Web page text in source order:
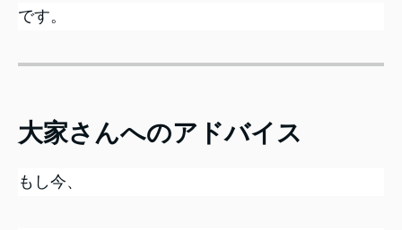
です。
大家さんへのアドバイス
もし今、